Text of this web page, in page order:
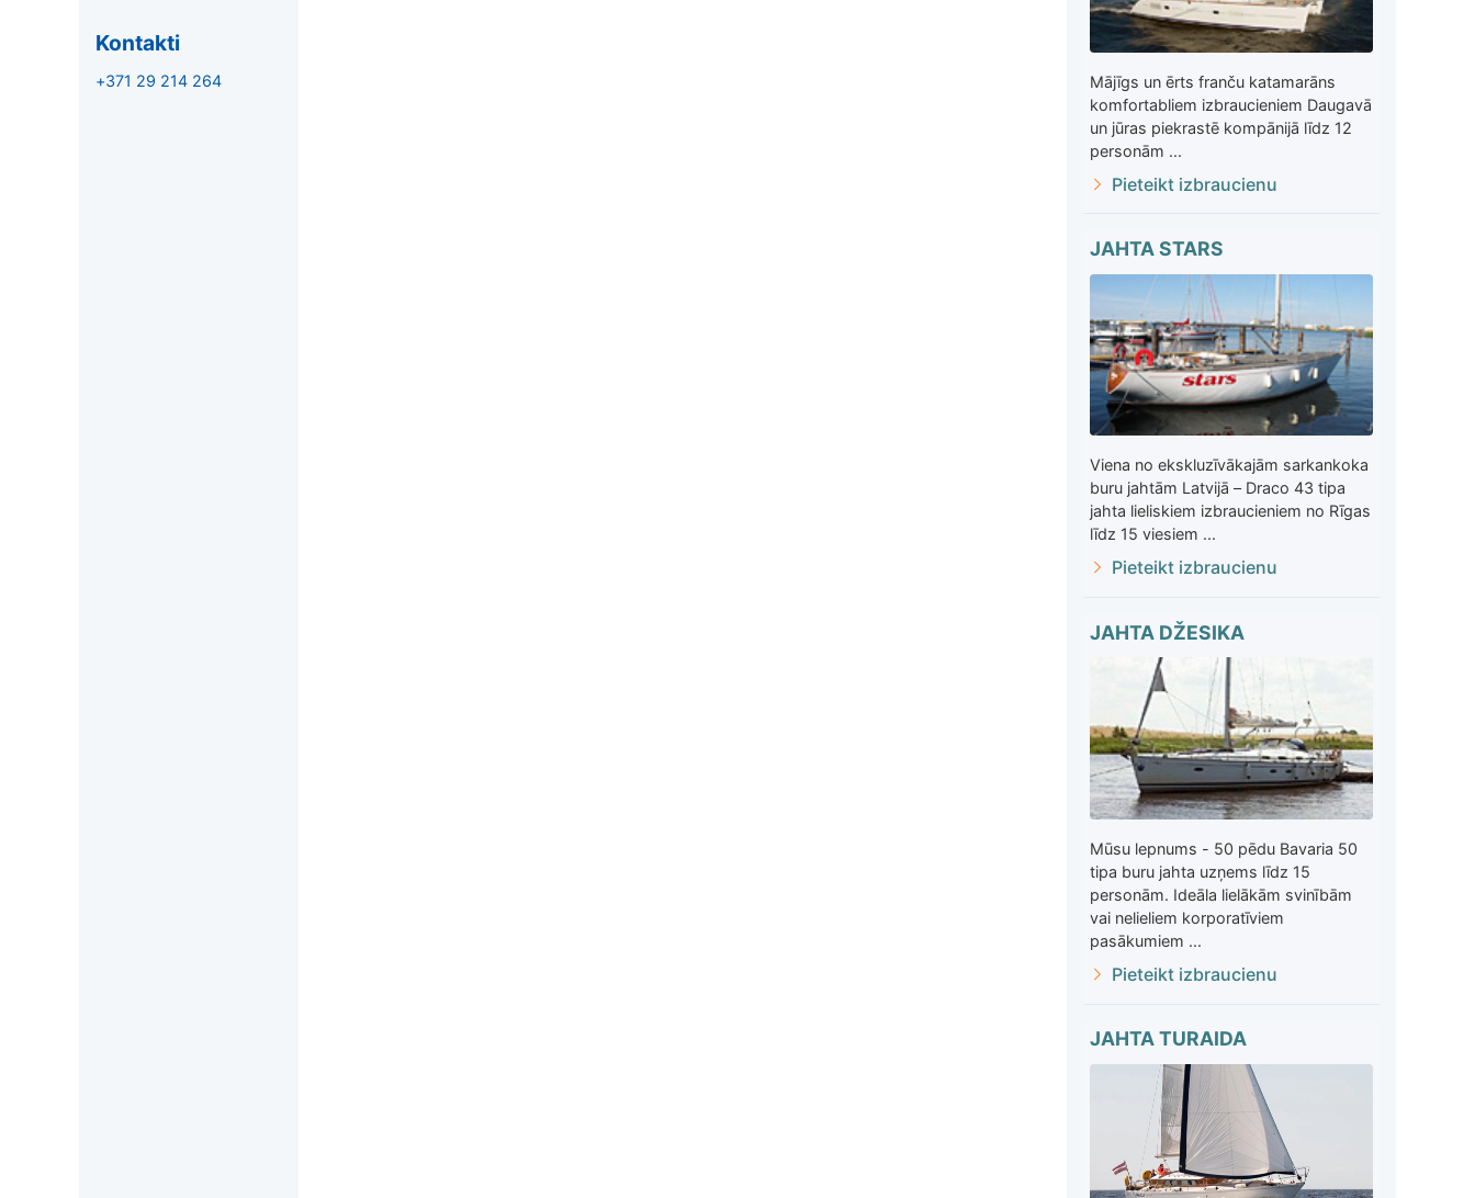
Kontakti
+371 29 214 264
Mājīgs un ērts franču katamarāns
komfortabliem izbraucieniem Daugavā
un jūras piekrastē kompānijā līdz 12
personām ...
Pieteikt izbraucienu
JAHTA STARS
Viena no ekskluzīvākajām sarkankoka
buru jahtām Latvijā – Draco 43 tipa
jahta lieliskiem izbraucieniem no Rīgas
līdz 15 viesiem ...
Pieteikt izbraucienu
JAHTA DŽESIKA
Mūsu lepnums - 50 pēdu Bavaria 50
tipa buru jahta uzņems līdz 15
personām. Ideāla lielākām svinībām
vai nelieliem korporatīviem
pasākumiem ...
Pieteikt izbraucienu
JAHTA TURAIDA